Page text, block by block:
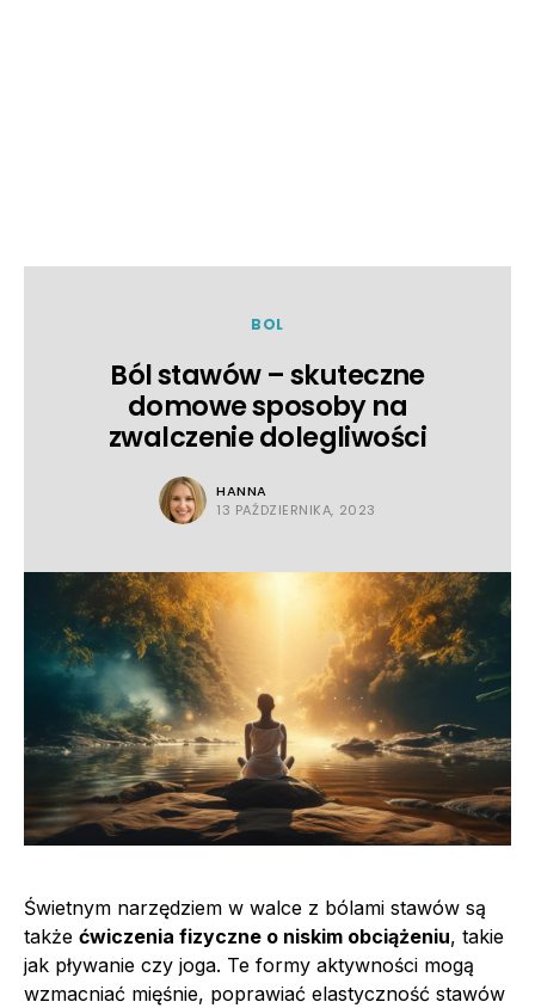
BOL
Ból stawów – skuteczne
domowe sposoby na
zwalczenie dolegliwości
HANNA
13 PAŹDZIERNIKA, 2023
Świetnym narzędziem w walce z bólami stawów są
także ćwiczenia fizyczne o niskim obciążeniu, takie
jak pływanie czy joga. Te formy aktywności mogą
wzmacniać mięśnie, poprawiać elastyczność stawów